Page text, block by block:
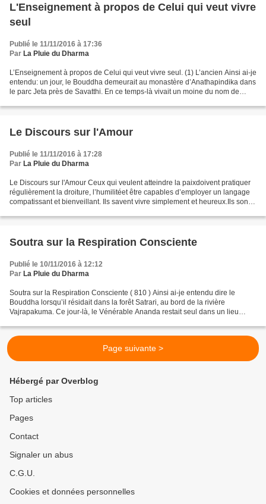
L'Enseignement à propos de Celui qui veut vivre
seul
Publié le 11/11/2016 à 17:36
Par La Pluie du Dharma
L’Enseignement à propos de Celui qui veut vivre seul. (1) L’ancien Ainsi ai-je
entendu: un jour, le Bouddha demeurait au monastère d’Anathapindika dans
le parc Jeta près de Savatthi. En ce temps-là vivait un moine du nom de
Le Discours sur l'Amour
Publié le 11/11/2016 à 17:28
Par La Pluie du Dharma
Le Discours sur l'Amour Ceux qui veulent atteindre la paixdoivent pratiquer
régulièrement la droiture, l’humilitéet être capables d’employer un langage
compatissant et bienveillant. Ils savent vivre simplement et heureux.Ils sont
Soutra sur la Respiration Consciente
Publié le 10/11/2016 à 12:12
Par La Pluie du Dharma
Soutra sur la Respiration Consciente ( 810 ) Ainsi ai-je entendu dire le
Bouddha lorsqu’il résidait dans la forêt Satrari, au bord de la rivière
Vajrapakuma. Ce jour-là, le Vénérable Ananda restait seul dans un lieu
Page suivante >
Hébergé par Overblog
Top articles
Pages
Contact
Signaler un abus
C.G.U.
Cookies et données personnelles